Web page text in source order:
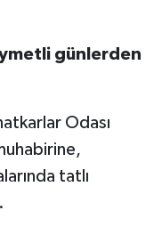
günlerden
Odası
tatlı